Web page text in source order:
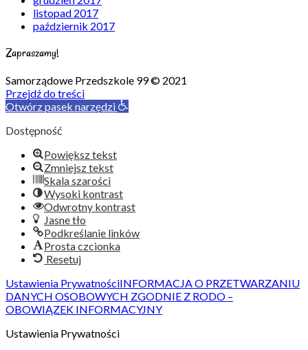
listopad 2017
październik 2017
Zapraszamy!
Samorządowe Przedszkole 99 © 2021
Przejdź do treści
Otwórz pasek narzędzi
Dostępność
Powiększ tekst
Zmniejsz tekst
Skala szarości
Wysoki kontrast
Odwrotny kontrast
Jasne tło
Podkreślanie linków
Prosta czcionka
Resetuj
Ustawienia PrywatnościINFORMACJA O PRZETWARZANIU
DANYCH OSOBOWYCH ZGODNIE Z RODO –
OBOWIĄZEK INFORMACYJNY
Ustawienia Prywatności